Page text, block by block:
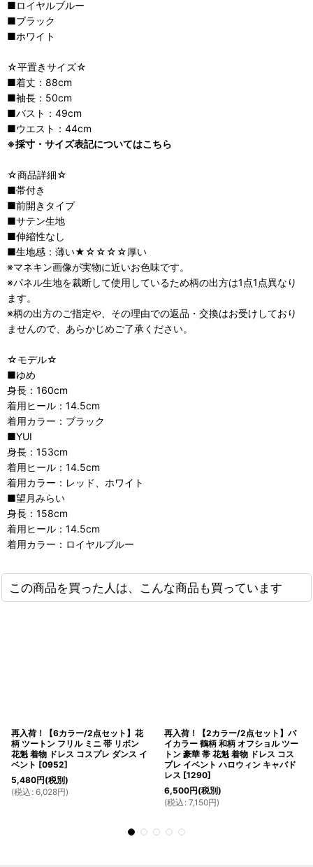
■ロイヤルブルー
■ブラック
■ホワイト
☆平置きサイズ☆
■着丈：88cm
■袖長：50cm
■バスト：49cm
■ウエスト：44cm
※採寸・サイズ表記についてはこちら
☆商品詳細☆
■帯付き
■前開きタイプ
■サテン生地
■伸縮性なし
■生地感：薄い★☆☆☆☆厚い
※マネキン画像が実物に近いお色味です。
※パネル生地を裁断して使用しているため柄の出方は1点1点異なり
ます。
※柄の出方のご指定や、その理由での返品・交換はお受けしており
ませんので、あらかじめご了承ください。
☆モデル☆
■ゆめ
身長：160cm
着用ヒール：14.5cm
着用カラー：ブラック
■YUI
身長：153cm
着用ヒール：14.5cm
着用カラー：レッド、ホワイト
■望月みらい
身長：158cm
着用ヒール：14.5cm
着用カラー：ロイヤルブルー
この商品を買った人は、こんな商品も買っています
再入荷！【6カラー/2点セット】花
柄 ツートン フリル ミニ 帯 リボン
花魁 着物 ドレス コスプレ ダンス イ
ベント [0952]
5,480円(税別)
(税込 : 6,028円)
再入荷！【2カラー/2点セット】バ
イカラー 鶴柄 和柄 オフショル ツー
トン 豪華 帯 花魁 着物 ドレス コス
プレ イベント ハロウィン キャバド
レス [1290]
6,500円(税別)
(税込 : 7,150円)